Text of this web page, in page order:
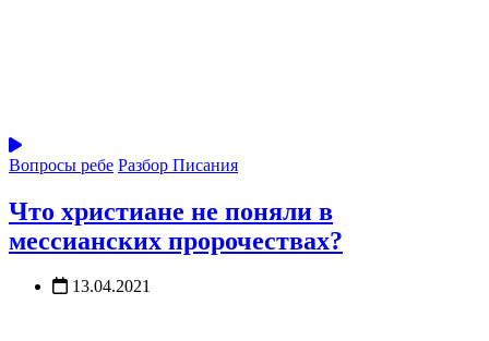
Вопросы ребе Разбор Писания
Что христиане не поняли в
мессианских пророчествах?
13.04.2021